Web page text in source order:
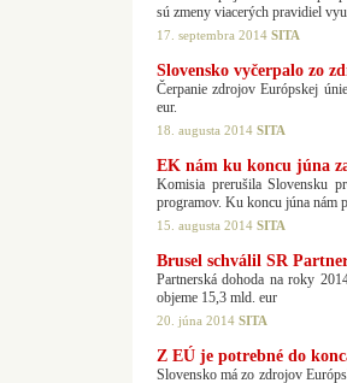
sú zmeny viacerých pravidiel
17. septembra 2014 SITA
Slovensko vyčerpalo zo
Čerpanie zdrojov Európskej
eur.
18. augusta 2014 SITA
EK nám ku koncu júna
Komisia prerušila Slovensku
programov. Ku koncu júna nám
15. augusta 2014 SITA
Brusel schválil SR
Partnerská dohoda na roky
objeme 15,3 mld. eur
20. júna 2014 SITA
Z EÚ je potrebné do
Slovensko má zo zdrojov